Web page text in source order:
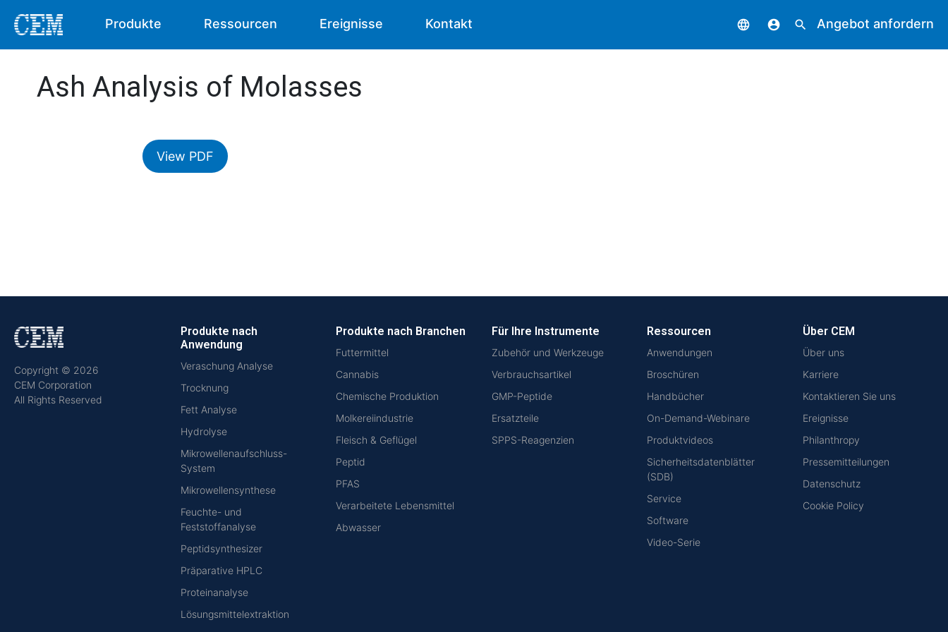
Produkte Ressourcen Ereignisse Kontakt language account_circle search Angebot anfordern
Ash Analysis of Molasses
View PDF
Copyright © 2026
CEM Corporation
All Rights Reserved
Produkte nach
Anwendung
Veraschung Analyse
Trocknung
Fett Analyse
Hydrolyse
Mikrowellenaufschluss-
System
Mikrowellensynthese
Feuchte- und
Feststoffanalyse
Peptidsynthesizer
Präparative HPLC
Proteinanalyse
Lösungsmittelextraktion
Produkte nach Branchen
Futtermittel
Cannabis
Chemische Produktion
Molkereiindustrie
Fleisch & Geflügel
Peptid
PFAS
Verarbeitete Lebensmittel
Abwasser
Für Ihre Instrumente
Zubehör und Werkzeuge
Verbrauchsartikel
GMP-Peptide
Ersatzteile
SPPS-Reagenzien
Ressourcen
Anwendungen
Broschüren
Handbücher
On-Demand-Webinare
Produktvideos
Sicherheitsdatenblätter
(SDB)
Service
Software
Video-Serie
Über CEM
Über uns
Karriere
Kontaktieren Sie uns
Ereignisse
Philanthropy
Pressemitteilungen
Datenschutz
Cookie Policy